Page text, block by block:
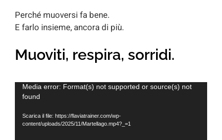
Perché muoversi fa bene.
E farlo insieme, ancora di più.
Muoviti, respira, sorridi.
Video
Player
Media error: Format(s) not supported or source(s) not
found
Scarica il file: https://flaviatrainer.com/wp-
content/uploads/2025/11/Martellago.mp4?_=1